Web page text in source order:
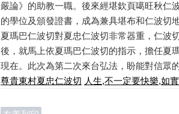
嚴論》的助教一職。後來經堪欽頁噶旺秋仁
的學位及頒發證書，成為兼具堪布和仁波切
夏瑪巴仁波切對夏忠仁波切非常器重，仁波
後，就馬上依夏瑪巴仁波切的指示，擔任夏
現在。此次為第二次來台弘法，盼能對信眾
尊貴東村夏忠仁波切 人生,不一定要快樂,如